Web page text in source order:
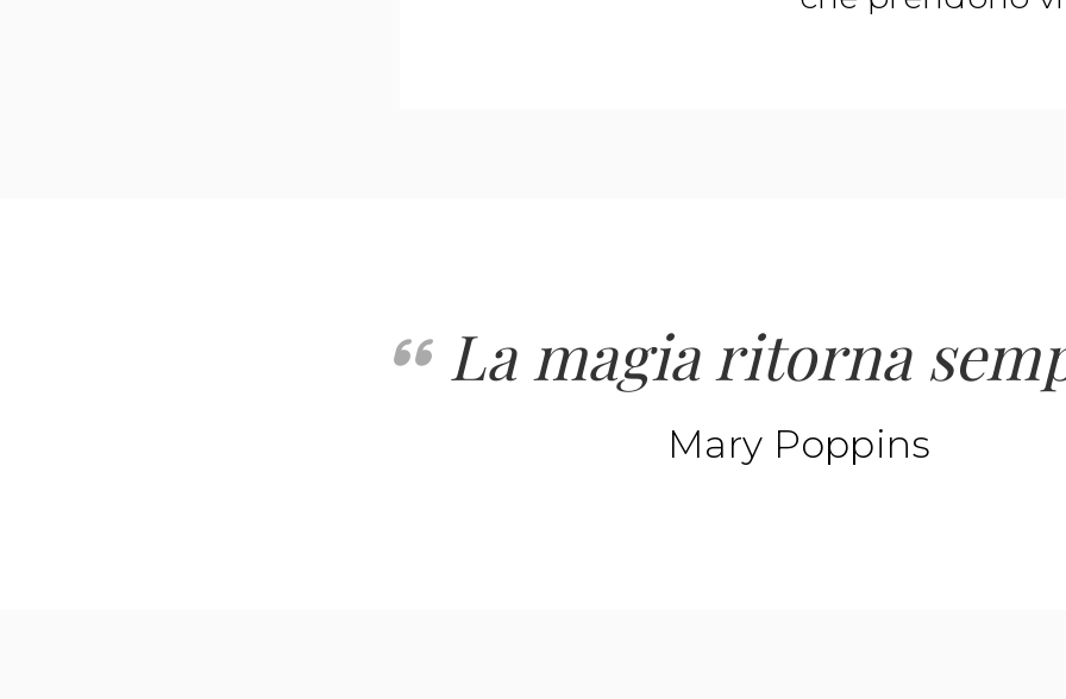
La magia ritorna
Mary Poppins